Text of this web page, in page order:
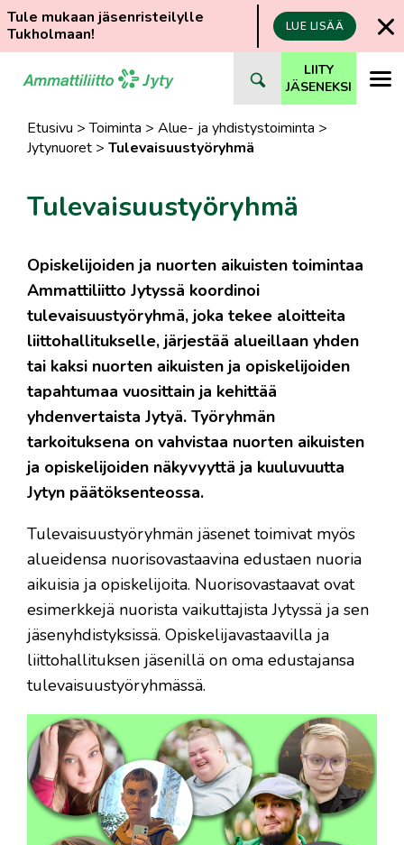
Tule mukaan jäsenristeilylle
Tukholmaan!
LUE LISÄÄ
suoraan
LIITY
JÄSENEKSI
Etusivu >Toiminta > Alue- ja yhdistystoiminta >
Jytynuoret > Tulevaisuustyöryhmä
Tulevaisuustyöryhmä
Opiskelijoiden ja nuorten aikuisten toimintaa
Ammattiliitto Jytyssä koordinoi
tulevaisuustyöryhmä, joka tekee aloitteita
liittohallitukselle, järjestää alueillaan yhden
tai kaksi nuorten aikuisten ja opiskelijoiden
tapahtumaa vuosittain ja kehittää
yhdenvertaista Jytyä. Työryhmän
tarkoituksena on vahvistaa nuorten aikuisten
ja opiskelijoiden näkyvyyttä ja kuuluvuutta
Jytyn päätöksenteossa.
Tulevaisuustyöryhmän jäsenet toimivat myös
alueidensa nuorisovastaavina edustaen nuoria
aikuisia ja opiskelijoita. Nuorisovastaavat ovat
esimerkkejä nuorista vaikuttajista Jytyssä ja sen
jäsenyhdistyksissä. Opiskelijavastaavilla ja
liittohallituksen jäsenillä on oma edustajansa
tulevaisuustyöryhmässä.